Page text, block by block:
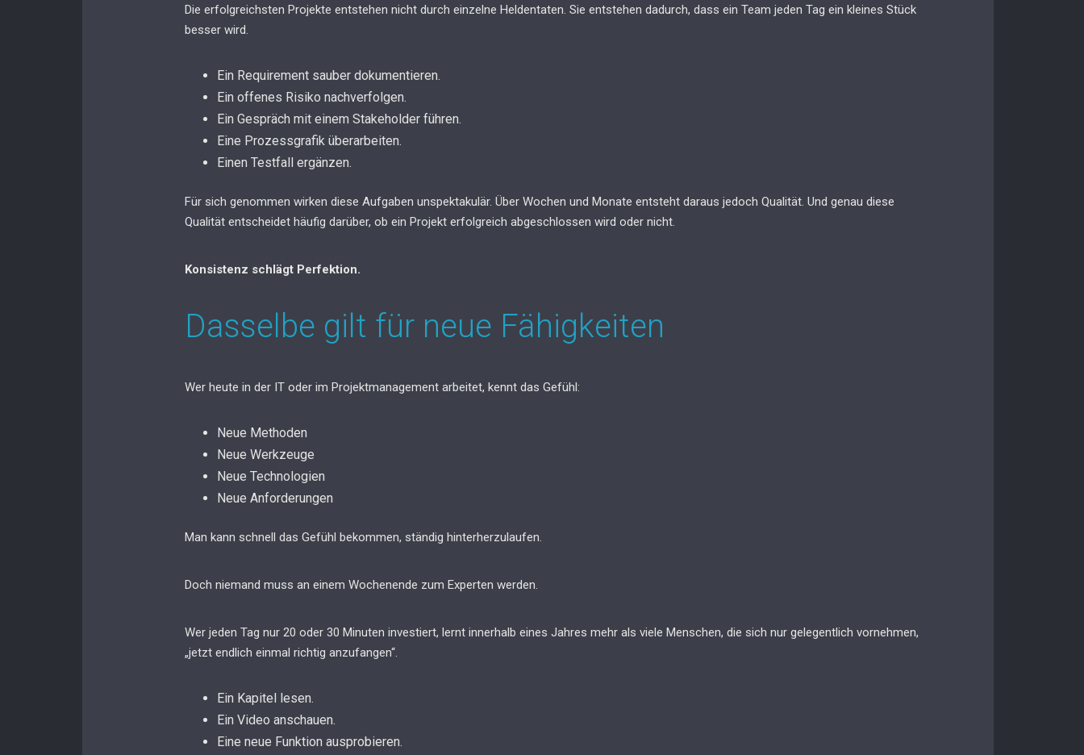
Die erfolgreichsten Projekte entstehen nicht durch einzelne Heldentaten. Sie entstehen dadurch, dass ein Team jeden Tag ein kleines Stück
besser wird.
Ein Requirement sauber dokumentieren.
Ein offenes Risiko nachverfolgen.
Ein Gespräch mit einem Stakeholder führen.
Eine Prozessgrafik überarbeiten.
Einen Testfall ergänzen.
Für sich genommen wirken diese Aufgaben unspektakulär. Über Wochen und Monate entsteht daraus jedoch Qualität. Und genau diese
Qualität entscheidet häufig darüber, ob ein Projekt erfolgreich abgeschlossen wird oder nicht.
Konsistenz schlägt Perfektion.
Dasselbe gilt für neue Fähigkeiten
Wer heute in der IT oder im Projektmanagement arbeitet, kennt das Gefühl:
Neue Methoden
Neue Werkzeuge
Neue Technologien
Neue Anforderungen
Man kann schnell das Gefühl bekommen, ständig hinterherzulaufen.
Doch niemand muss an einem Wochenende zum Experten werden.
Wer jeden Tag nur 20 oder 30 Minuten investiert, lernt innerhalb eines Jahres mehr als viele Menschen, die sich nur gelegentlich vornehmen,
„jetzt endlich einmal richtig anzufangen“.
Ein Kapitel lesen.
Ein Video anschauen.
Eine neue Funktion ausprobieren.